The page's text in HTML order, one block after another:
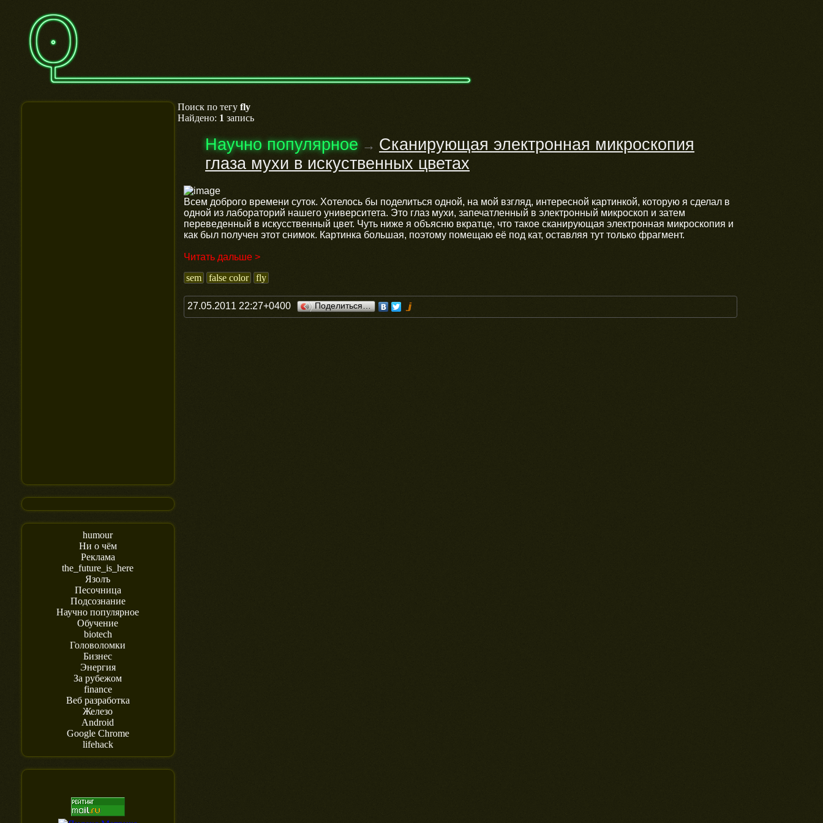
humour
Ни о чём
Реклама
the_future_is_here
Язолъ
Песочница
Подсознание
Научно популярное
Обучение
biotech
Головоломки
Бизнес
Энергия
За рубежом
finance
Веб разработка
Железо
Android
Google Chrome
lifehack
Поиск по тегу fly
Найдено: 1 запись
Научно популярное → Сканирующая электронная микроскопия
глаза мухи в искуственных цветах
Всем доброго времени суток. Хотелось бы поделиться одной, на мой взгляд, интересной картинкой, которую я сделал в
одной из лабораторий нашего университета. Это глаз мухи, запечатленный в электронный микроскоп и затем
переведенный в искусственный цвет. Чуть ниже я объясню вкратце, что такое сканирующая электронная микроскопия и
как был получен этот снимок. Картинка большая, поэтому помещаю её под кат, оставляя тут только фрагмент.
Читать дальше >
sem
false color fly
27.05.2011 22:27+0400 Поделиться…